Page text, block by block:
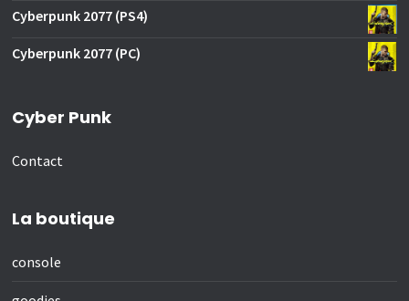
Cyberpunk 2077 (PS4)
Cyberpunk 2077 (PC)
Cyber Punk
Contact
La boutique
console